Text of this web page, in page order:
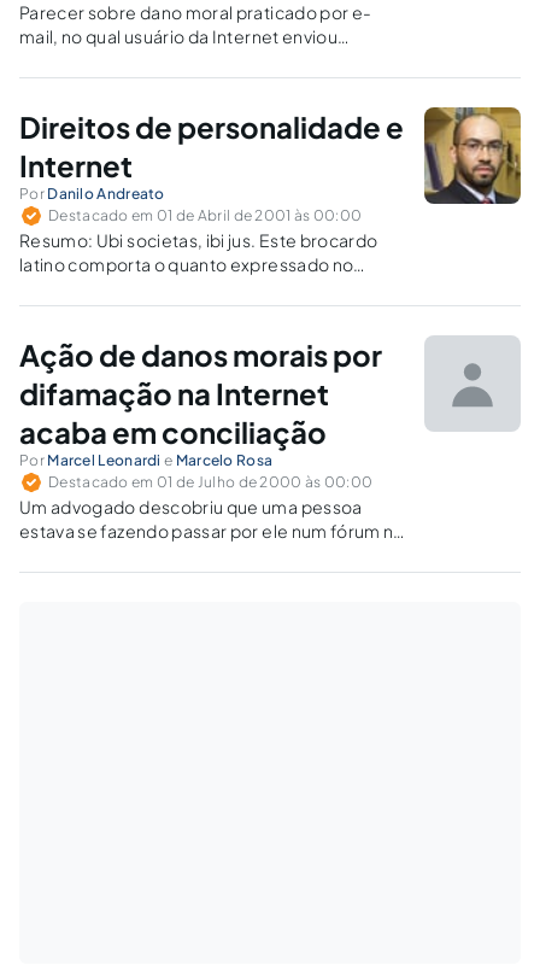
Parecer sobre dano moral praticado por e-
mail, no qual usuário da Internet enviou
desabonadores, com cópia para vários
se temas de responsabilidade civil e criminal.
Direitos de personalidade e
Internet
Por Danilo Andreato
Destacado em 01 de Abril de 2001 às 00:00
Resumo: Ubi societas, ibi jus. Este brocardo
latino comporta o quanto expressado no
que se travam sobre o Direito e a Internet. Em
regulamentação adequada, alguns aspectos
da...
Ação de danos morais por
difamação na Internet
acaba em conciliação
Por Marcel Leonardi e Marcelo Rosa
Destacado em 01 de Julho de 2000 às 00:00
Um advogado descobriu que uma pessoa
estava se fazendo passar por ele num fórum na
Conseguiu obter junto ao provedor a